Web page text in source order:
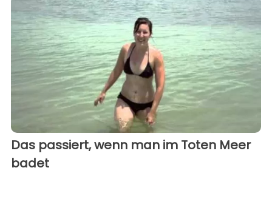
Das passiert, wenn man im Toten Meer
badet